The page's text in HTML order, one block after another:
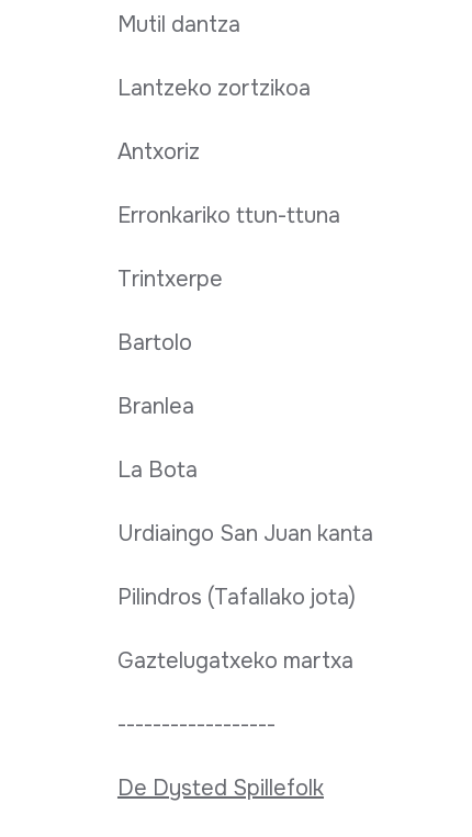
Mutil dantza
Lantzeko zortzikoa
Antxoriz
Erronkariko ttun-ttuna
Trintxerpe
Bartolo
Branlea
La Bota
Urdiaingo San Juan kanta
Pilindros (Tafallako jota)
Gaztelugatxeko martxa
------------------
De Dysted Spillefolk